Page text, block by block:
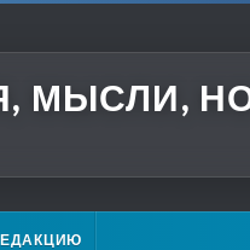
МЫСЛИ,